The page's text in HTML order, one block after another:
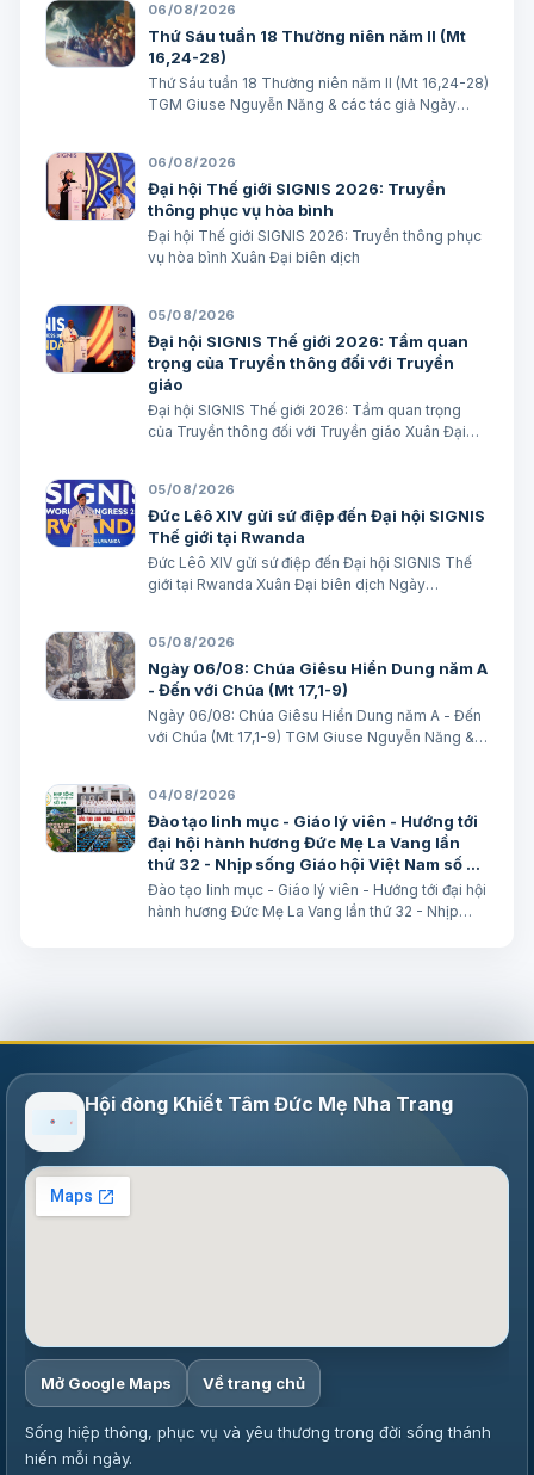
06/08/2026
Thứ Sáu tuần 18 Thường niên năm II (Mt
16,24-28)
Thứ Sáu tuần 18 Thường niên năm II (Mt 16,24-28)
TGM Giuse Nguyễn Năng & các tác giả Ngày
6-7 “Khốn cho thành khát má…
06/08/2026
Đại hội Thế giới SIGNIS 2026: Truyền
thông phục vụ hòa bình
Đại hội Thế giới SIGNIS 2026: Truyền thông phục
vụ hòa bình Xuân Đại biên dịch
05/08/2026
Đại hội SIGNIS Thế giới 2026: Tầm quan
trọng của Truyền thông đối với Truyền
giáo
Đại hội SIGNIS Thế giới 2026: Tầm quan trọng
của Truyền thông đối với Truyền giáo Xuân Đại
05/08/2026
Đức Lêô XIV gửi sứ điệp đến Đại hội SIGNIS
Thế giới tại Rwanda
Đức Lêô XIV gửi sứ điệp đến Đại hội SIGNIS Thế
giới tại Rwanda Xuân Đại biên dịch Ngày
Lêô XIV kêu gọi những người làm truyền thông
C…
05/08/2026
Ngày 06/08: Chúa Giêsu Hiển Dung năm A
- Đến với Chúa (Mt 17,1-9)
Ngày 06/08: Chúa Giêsu Hiển Dung năm A - Đến
với Chúa (Mt 17,1-9) TGM Giuse Nguyễn Năng &
như tuyết”. Trích sách Tiên tri…
04/08/2026
Đào tạo linh mục - Giáo lý viên - Hướng tới
đại hội hành hương Đức Mẹ La Vang lần
thứ 32 - Nhịp sống Giáo hội Việt Nam số 85
(28/7/2026 - 03/8/2026)
Đào tạo linh mục - Giáo lý viên - Hướng tới đại hội
hành hương Đức Mẹ La Vang lần thứ 32 - Nhịp
Hội đòng Khiết Tâm Đức Mẹ Nha Trang
Mở Google Maps Về trang chủ
Sống hiệp thông, phục vụ và yêu thương trong đời sống thánh
hiến mỗi ngày.